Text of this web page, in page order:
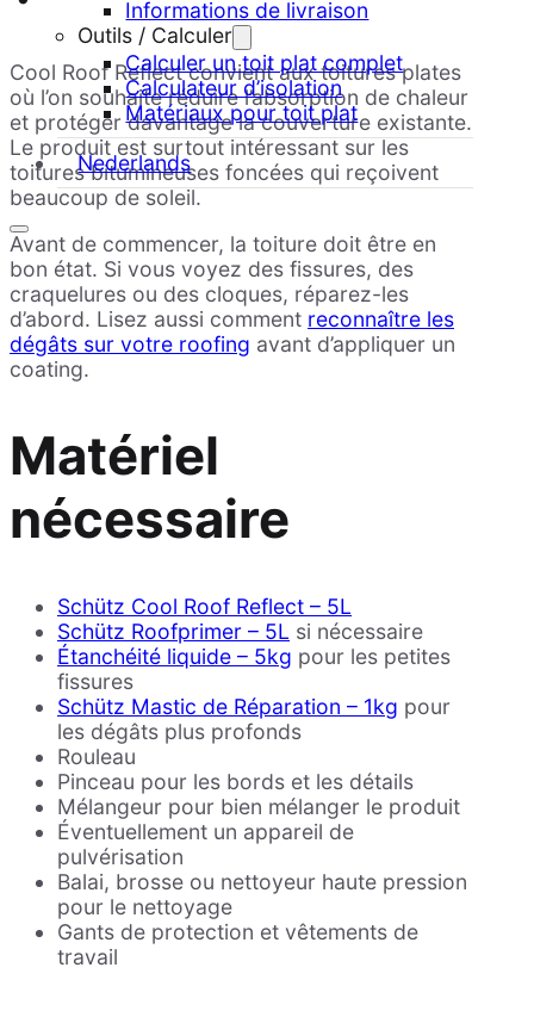
Informations de livraison
Outils / Calculer
Calculer un toit plat complet
Calculateur d’isolation
Matériaux pour toit plat
Nederlands
Cool Roof Reflect convient aux toitures plates
où l’on souhaite réduire l’absorption de chaleur
et protéger davantage la couverture existante.
Le produit est surtout intéressant sur les
toitures bitumineuses foncées qui reçoivent
beaucoup de soleil.
Avant de commencer, la toiture doit être en
bon état. Si vous voyez des fissures, des
craquelures ou des cloques, réparez-les
d’abord. Lisez aussi comment reconnaître les
dégâts sur votre roofing avant d’appliquer un
coating.
Matériel
nécessaire
Schütz Cool Roof Reflect – 5L
Schütz Roofprimer – 5L si nécessaire
Étanchéité liquide – 5kg pour les petites
fissures
Schütz Mastic de Réparation – 1kg pour
les dégâts plus profonds
Rouleau
Pinceau pour les bords et les détails
Mélangeur pour bien mélanger le produit
Éventuellement un appareil de
pulvérisation
Balai, brosse ou nettoyeur haute pression
pour le nettoyage
Gants de protection et vêtements de
travail